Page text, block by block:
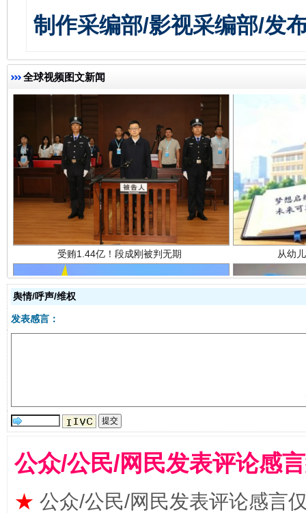
制作采编部/影视采编部/发
全球视频图文新闻
受贿1.44亿！段成刚被判无期 从幼
舆情/呼声/维权
发表感言：
公众/公民/网民发表评论感
★ 公众/公民/网民发表评论感言